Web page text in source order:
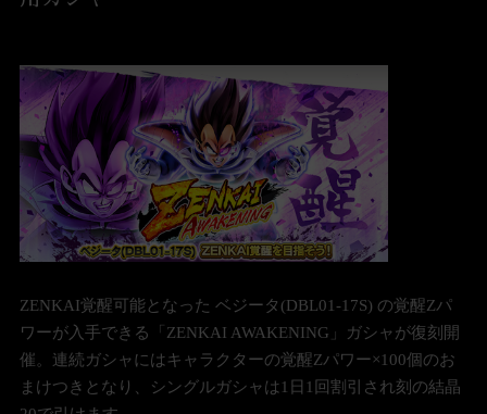
ZENKAI覚醒可能となった ベジータ(DBL01-17S) の覚醒Zパ
ワーが入手できる「ZENKAI AWAKENING」ガシャが復刻開
催。連続ガシャにはキャラクターの覚醒Zパワー×100個のお
まけつきとなり、シングルガシャは1日1回割引され刻の結晶